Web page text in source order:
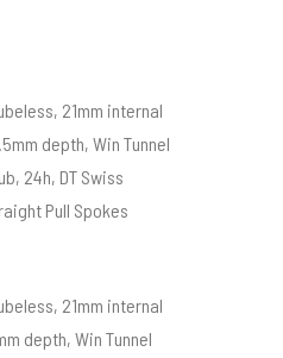
21mm internal
depth, Win Tunnel
24h, DT Swiss
Pull Spokes
21mm internal
depth, Win Tunnel